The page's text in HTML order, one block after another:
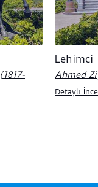
Lehimci
Ahmed
Detaylı